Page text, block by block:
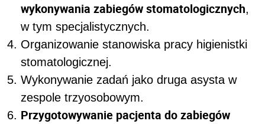
wykonywania zabiegów stomatologicznych,
w tym specjalistycznych.
Organizowanie stanowiska pracy higienistki
stomatologicznej.
Wykonywanie zadań jako druga asysta w
zespole trzyosobowym.
Przygotowywanie pacjenta do zabiegów